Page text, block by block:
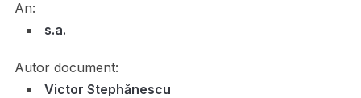
An:
s.a.
Autor document:
Victor Stephănescu